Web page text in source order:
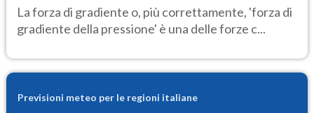
La forza di gradiente o, più correttamente, 'forza di
gradiente della pressione' è una delle forze c...
Previsioni meteo per le regioni italiane